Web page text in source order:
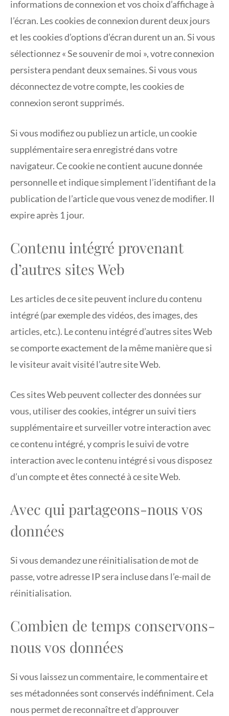
informations de connexion et vos choix d’affichage à
l’écran. Les cookies de connexion durent deux jours
et les cookies d’options d’écran durent un an. Si vous
sélectionnez « Se souvenir de moi », votre connexion
persistera pendant deux semaines. Si vous vous
déconnectez de votre compte, les cookies de
connexion seront supprimés.
Si vous modifiez ou publiez un article, un cookie
supplémentaire sera enregistré dans votre
navigateur. Ce cookie ne contient aucune donnée
personnelle et indique simplement l’identifiant de la
publication de l’article que vous venez de modifier. Il
expire après 1 jour.
Contenu intégré provenant
d’autres sites Web
Les articles de ce site peuvent inclure du contenu
intégré (par exemple des vidéos, des images, des
articles, etc.). Le contenu intégré d’autres sites Web
se comporte exactement de la même manière que si
le visiteur avait visité l’autre site Web.
Ces sites Web peuvent collecter des données sur
vous, utiliser des cookies, intégrer un suivi tiers
supplémentaire et surveiller votre interaction avec
ce contenu intégré, y compris le suivi de votre
interaction avec le contenu intégré si vous disposez
d’un compte et êtes connecté à ce site Web.
Avec qui partageons-nous vos
données
Si vous demandez une réinitialisation de mot de
passe, votre adresse IP sera incluse dans l’e-mail de
réinitialisation.
Combien de temps conservons-
nous vos données
Si vous laissez un commentaire, le commentaire et
ses métadonnées sont conservés indéfiniment. Cela
nous permet de reconnaître et d’approuver